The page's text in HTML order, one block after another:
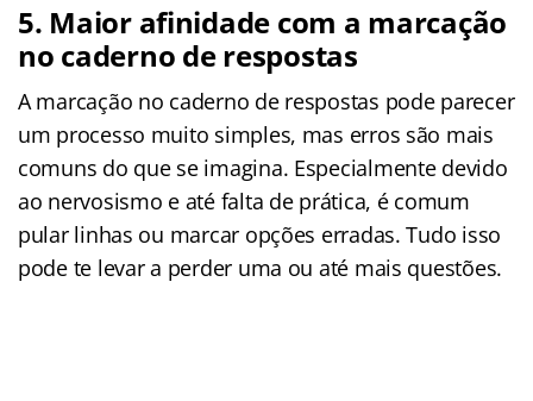
5. Maior afinidade com a marcação
no caderno de respostas
A marcação no caderno de respostas pode parecer
um processo muito simples, mas erros são mais
comuns do que se imagina. Especialmente devido
ao nervosismo e até falta de prática, é comum
pular linhas ou marcar opções erradas. Tudo isso
pode te levar a perder uma ou até mais questões.